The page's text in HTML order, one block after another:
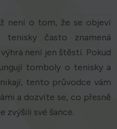
není o tom, že se objeví
tenisky často znamená
není jen štěstí. Pokud
tomboly o tenisky a
tento průvodce vám
a dozvíte se, co přesně
zvýšili své šance.